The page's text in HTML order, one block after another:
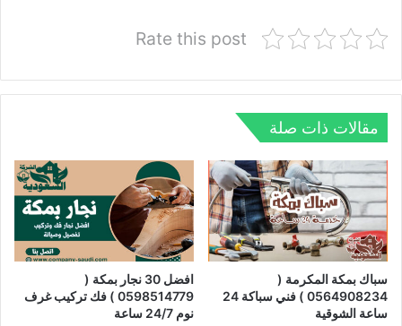
Rate this post
مقالات ذات صلة
سباك بمكة المكرمة (
0564908234 ) فني سباكة 24
ساعة الشوقية
افضل 30 نجار بمكة (
0598514779 ) فك تركيب غرف
نوم 24/7 ساعة